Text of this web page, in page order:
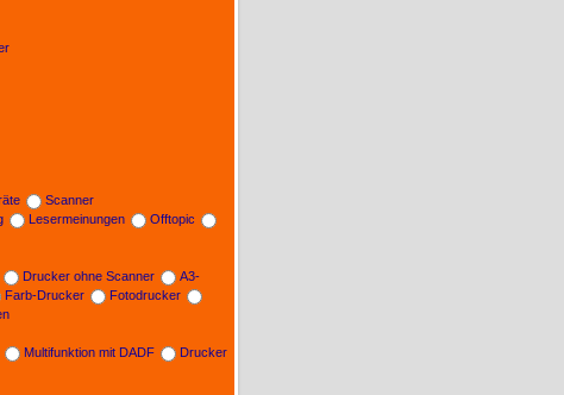
Scanner
Lesermeinungen
Offtopic
Drucker ohne Scanner
A3-
Farb-Drucker
Fotodrucker
Multifunktion mit DADF
Drucker